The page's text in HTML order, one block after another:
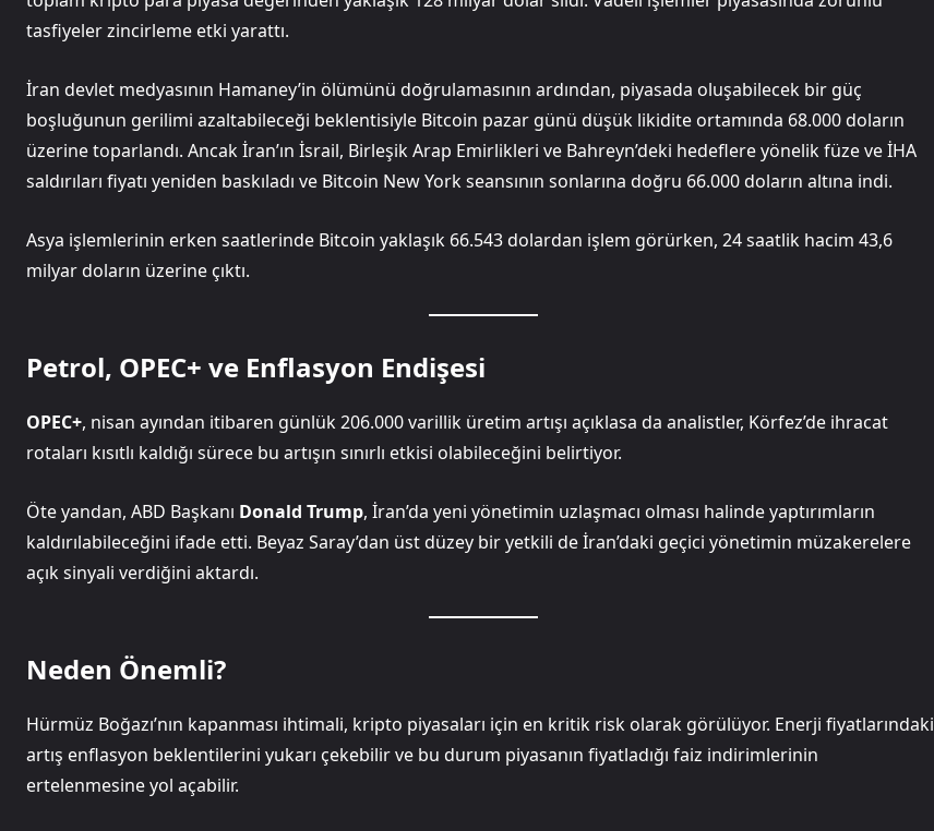
tasfiyeler zincirleme etki yarattı.
İran devlet medyasının Hamaney’in ölümünü doğrulamasının ardından, piyasada oluşabilecek bir güç
boşluğunun gerilimi azaltabileceği beklentisiyle Bitcoin pazar günü düşük likidite ortamında 68.000 doların
üzerine toparlandı. Ancak İran’ın İsrail, Birleşik Arap Emirlikleri ve Bahreyn’deki hedeflere yönelik füze ve İHA
saldırıları fiyatı yeniden baskıladı ve Bitcoin New York seansının sonlarına doğru 66.000 doların altına indi.
Asya işlemlerinin erken saatlerinde Bitcoin yaklaşık 66.543 dolardan işlem görürken, 24 saatlik hacim 43,6
milyar doların üzerine çıktı.
Petrol, OPEC+ ve Enflasyon Endişesi
OPEC+, nisan ayından itibaren günlük 206.000 varillik üretim artışı açıklasa da analistler, Körfez’de ihracat
rotaları kısıtlı kaldığı sürece bu artışın sınırlı etkisi olabileceğini belirtiyor.
Öte yandan, ABD Başkanı Donald Trump, İran’da yeni yönetimin uzlaşmacı olması halinde yaptırımların
kaldırılabileceğini ifade etti. Beyaz Saray’dan üst düzey bir yetkili de İran’daki geçici yönetimin müzakerelere
açık sinyali verdiğini aktardı.
Neden Önemli?
Hürmüz Boğazı’nın kapanması ihtimali, kripto piyasaları için en kritik risk olarak görülüyor. Enerji fiyatlarındaki
artış enflasyon beklentilerini yukarı çekebilir ve bu durum piyasanın fiyatladığı faiz indirimlerinin
ertelenmesine yol açabilir.